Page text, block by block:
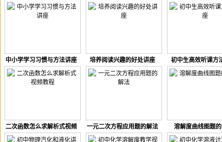
讲座
座
中小学学习习惯与方法讲座 培养阅读兴趣的好处讲座 初中生高效听课方
二次函数怎么求解析式视频
教程
一元二次方程应用题的解法 溶解度曲线图题